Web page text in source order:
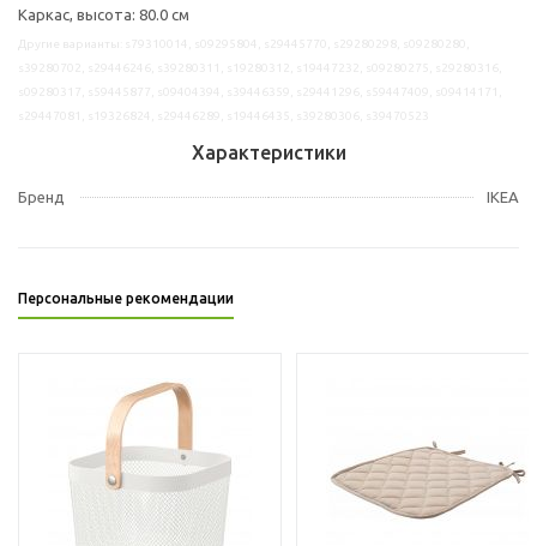
Каркас, высота: 80.0 см
Характеристики
Бренд IKEA
Персональные рекомендации